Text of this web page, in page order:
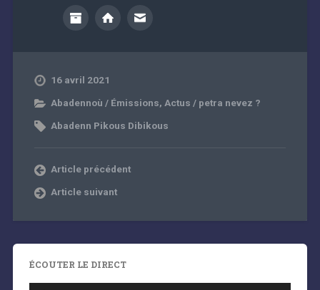
16 avril 2021
Abadennoù / Émissions, Actus / petra nevez ?
Abadenn Pikous Dibikous
Article précédent
Article suivant
ÉCOUTER LE DIRECT